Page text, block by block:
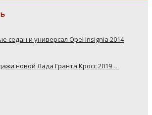
седан и универсал Opel Insignia 2014
новой Лада Гранта Кросс 2019 …